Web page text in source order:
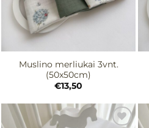
Muslino merliukai 3vnt.
(50x50cm)
€13,50